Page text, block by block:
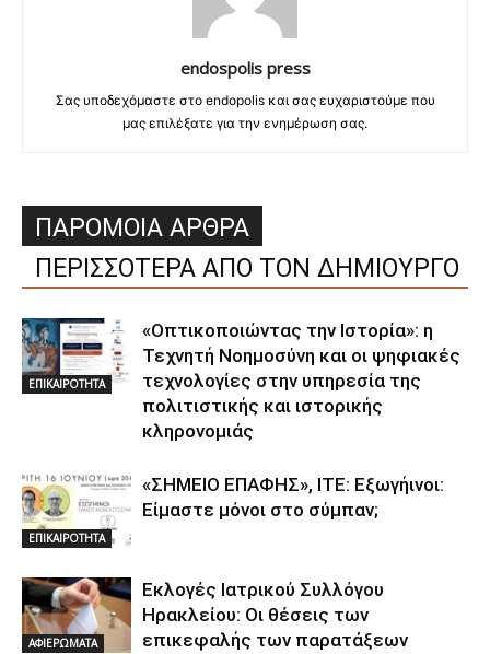
endospolis press
Σας υποδεχόμαστε στο endopolis και σας ευχαριστούμε που
μας επιλέξατε για την ενημέρωση σας.
ΠΑΡΟΜΟΙΑ ΑΡΘΡΑ
ΠΕΡΙΣΣΟΤΕΡΑ ΑΠΟ ΤΟΝ ΔΗΜΙΟΥΡΓΟ
ΕΠΙΚΑΙΡΟΤΗΤΑ
«Οπτικοποιώντας την Ιστορία»: η
Τεχνητή Νοημοσύνη και οι ψηφιακές
τεχνολογίες στην υπηρεσία της
πολιτιστικής και ιστορικής
κληρονομιάς
ΕΠΙΚΑΙΡΟΤΗΤΑ
«ΣΗΜΕΙΟ ΕΠΑΦΗΣ», ΙΤΕ: Εξωγήινοι:
Είμαστε μόνοι στο σύμπαν;
ΑΦΙΕΡΩΜΑΤΑ
Εκλογές Ιατρικού Συλλόγου
Ηρακλείου: Οι θέσεις των
επικεφαλής των παρατάξεων